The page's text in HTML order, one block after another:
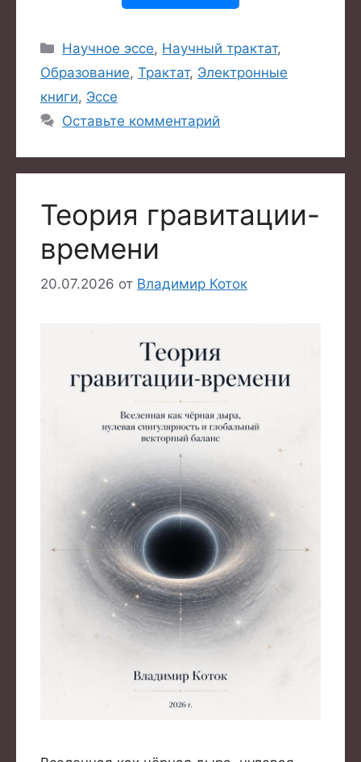
Рубрики
Научное эссе, Научный трактат,
Образование, Трактат, Электронные
книги, Эссе
Оставьте комментарий
Теория гравитации-
времени
20.07.2026 от Владимир Коток